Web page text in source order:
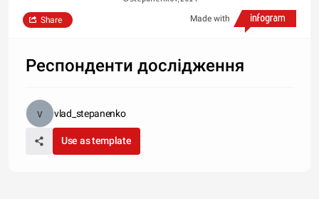
Made with
Share
Респонденти дослідження
vlad_stepanenko
Use as template